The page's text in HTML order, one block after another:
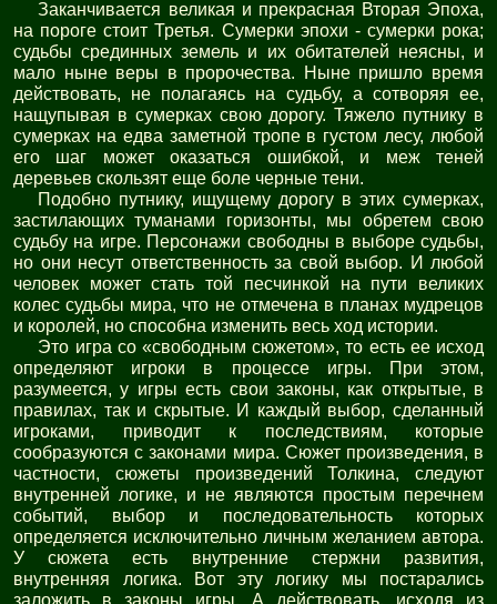
Заканчивается великая и прекрасная Вторая Эпоха,
на пороге стоит Третья. Сумерки эпохи - сумерки рока;
судьбы срединных земель и их обитателей неясны, и
мало ныне веры в пророчества. Ныне пришло время
действовать, не полагаясь на судьбу, а сотворяя ее,
нащупывая в сумерках свою дорогу. Тяжело путнику в
сумерках на едва заметной тропе в густом лесу, любой
его шаг может оказаться ошибкой, и меж теней
деревьев скользят еще боле черные тени.
Подобно путнику, ищущему дорогу в этих сумерках,
застилающих туманами горизонты, мы обретем свою
судьбу на игре. Персонажи свободны в выборе судьбы,
но они несут ответственность за свой выбор. И любой
человек может стать той песчинкой на пути великих
колес судьбы мира, что не отмечена в планах мудрецов
и королей, но способна изменить весь ход истории.
Это игра со «свободным сюжетом», то есть ее исход
определяют игроки в процессе игры. При этом,
разумеется, у игры есть свои законы, как открытые, в
правилах, так и скрытые. И каждый выбор, сделанный
игроками, приводит к последствиям, которые
сообразуются с законами мира. Сюжет произведения, в
частности, сюжеты произведений Толкина, следуют
внутренней логике, и не являются простым перечнем
событий, выбор и последовательность которых
определяется исключительно личным желанием автора.
У сюжета есть внутренние стержни развития,
внутренняя логика. Вот эту логику мы постарались